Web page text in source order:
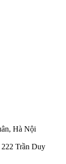
Hà Nội
Trần Duy